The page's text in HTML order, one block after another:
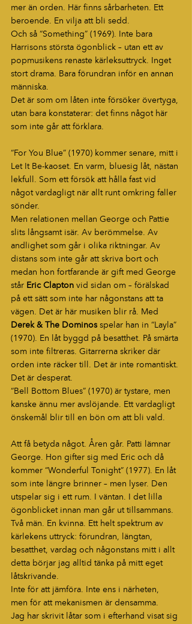
mer än orden. Här finns sårbarheten. Ett
beroende. En vilja att bli sedd.
Och så “Something” (1969). Inte bara
Harrisons största ögonblick – utan ett av
popmusikens renaste kärleksuttryck. Inget
stort drama. Bara förundran inför en annan
människa.
Det är som om låten inte försöker övertyga,
utan bara konstaterar: det finns något här
som inte går att förklara.
“For You Blue” (1970) kommer senare, mitt i
Let It Be-kaoset. En varm, bluesig låt, nästan
lekfull. Som ett försök att hålla fast vid
något vardagligt när allt runt omkring faller
sönder.
Men relationen mellan George och Pattie
slits långsamt isär. Av berömmelse. Av
andlighet som går i olika riktningar. Av
distans som inte går att skriva bort och
medan hon fortfarande är gift med George
står Eric Clapton vid sidan om – förälskad
på ett sätt som inte har någonstans att ta
vägen. Det är här musiken blir rå. Med
Derek & The Dominos spelar han in “Layla”
(1970). En låt byggd på besatthet. På smärta
som inte filtreras. Gitarrerna skriker där
orden inte räcker till. Det är inte romantiskt.
Det är desperat.
“Bell Bottom Blues” (1970) är tystare, men
kanske ännu mer avslöjande. Ett vardagligt
önskemål blir till en bön om att bli vald.
Att få betyda något. Åren går. Patti lämnar
George. Hon gifter sig med Eric och då
kommer “Wonderful Tonight” (1977). En låt
som inte längre brinner – men lyser. Den
utspelar sig i ett rum. I väntan. I det lilla
ögonblicket innan man går ut tillsammans.
Två män. En kvinna. Ett helt spektrum av
kärlekens uttryck: förundran, längtan,
besatthet, vardag och någonstans mitt i allt
detta börjar jag alltid tänka på mitt eget
låtskrivande.
Inte för att jämföra. Inte ens i närheten,
men för att mekanismen är densamma.
Jag har skrivit låtar som i efterhand visat sig